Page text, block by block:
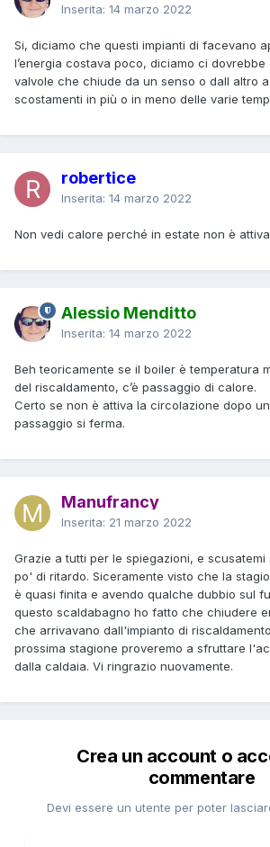
Inserita: 14 marzo 2022
Si, diciamo che questi impianti di facevano
l’energia costava poco, diciamo ci
valvole che chiude da un senso o dall altro
scostamenti in più o in meno delle varie
robertice
Inserita: 14 marzo 2022
Non vedi calore perché in estate non è
Alessio Menditto
Inserita: 14 marzo 2022
Beh teoricamente se il boiler è temperatura
del riscaldamento, c’è passaggio di calore.
Certo se non è attiva la circolazione dopo un
passaggio si ferma.
Manufrancy
Inserita: 21 marzo 2022
Grazie a tutti per le spiegazioni, e
po' di ritardo. Siceramente visto che la
è quasi finita e avendo qualche dubbio sul
questo scaldabagno ho fatto che chiudere
che arrivavano dall'impianto di
prossima stagione proveremo a sfruttare
dalla caldaia. Vi ringrazio nuovamente.
Crea un account o
commentare
Devi essere un utente per poter